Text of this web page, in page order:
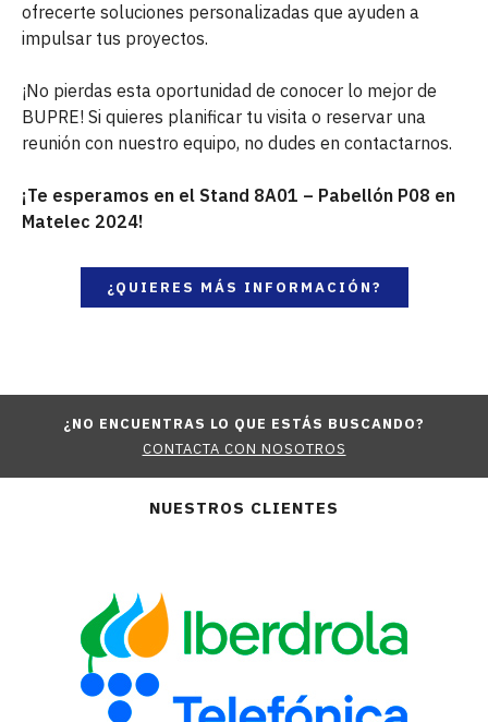
ofrecerte soluciones personalizadas que ayuden a
impulsar tus proyectos.
¡No pierdas esta oportunidad de conocer lo mejor de
BUPRE! Si quieres planificar tu visita o reservar una
reunión con nuestro equipo, no dudes en contactarnos.
¡Te esperamos en el Stand 8A01 – Pabellón P08 en
Matelec 2024!
¿QUIERES MÁS INFORMACIÓN?
¿NO ENCUENTRAS LO QUE ESTÁS BUSCANDO?
CONTACTA CON NOSOTROS
NUESTROS CLIENTES